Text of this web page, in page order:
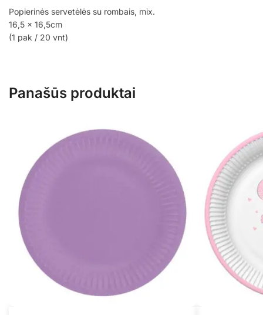
Popierinės servetėlės su rombais, mix.
16,5 x 16,5cm
(1 pak / 20 vnt)
Panašūs produktai